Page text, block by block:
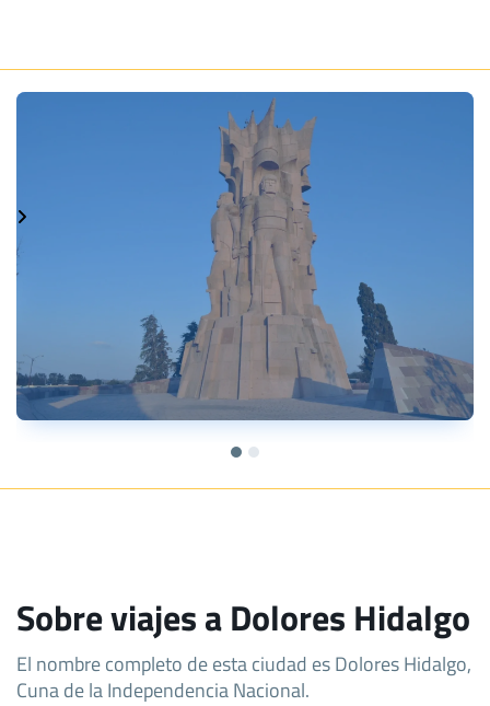
Sobre viajes a Dolores Hidalgo
El nombre completo de esta ciudad es Dolores Hidalgo,
Cuna de la Independencia Nacional.